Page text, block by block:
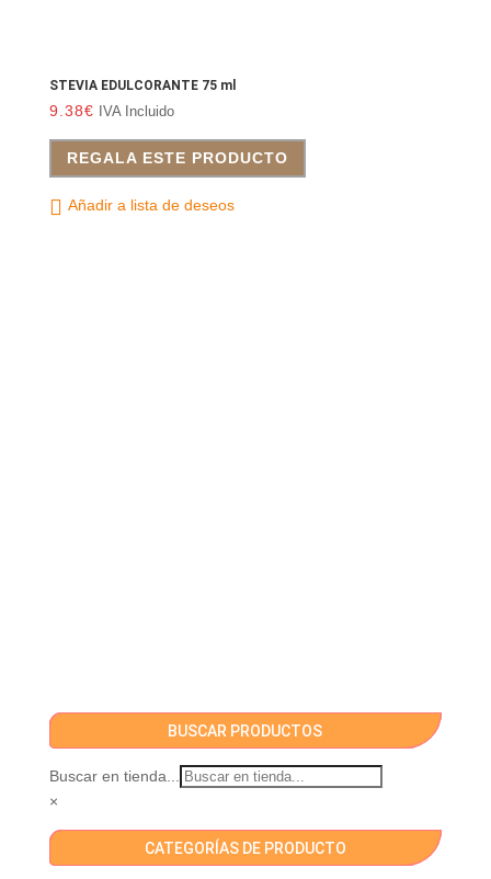
STEVIA EDULCORANTE 75 ml
9.38€ IVA Incluido
REGALA ESTE PRODUCTO
Añadir a lista de deseos
BUSCAR PRODUCTOS
Buscar en tienda...
×
CATEGORÍAS DE PRODUCTO